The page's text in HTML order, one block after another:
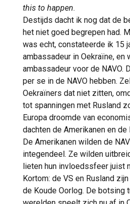
this to happen.
Destijds dacht ik nog dat de
het niet goed begrepen had.
was echt, constateerde ik 15
ambassadeur in Oekraïne, en
ambassadeur voor de NAVO.
per se in de NAVO hebben.
Oekraïners dat niet zitten,
tot spanningen met Rusland
Europa droomde van
dachten de Amerikanen en de
De Amerikanen wilden de
integendeel. Ze wilden
lieten hun invloedssfeer juist
Kortom: de VS en Rusland
de Koude Oorlog. De botsing